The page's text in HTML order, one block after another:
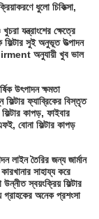
ধুলো চিকিত্সা,
যন্ত্রাংশের ক্ষেত্রে
ফিল্টার সুই অনুভূত উত্পাদন
অনুযায়ী খুব ভাল
উৎপাদন ক্ষমতা
ফ্যাব্রিকের বিস্তৃত
কাপড়, ফাইবার
বোনা ফিল্টার কাপড়
লাইন তৈরির জন্য জার্মান
সাহায্য করে
স্বয়ংক্রিয় ফিল্টার
অনেক প্রশংসা